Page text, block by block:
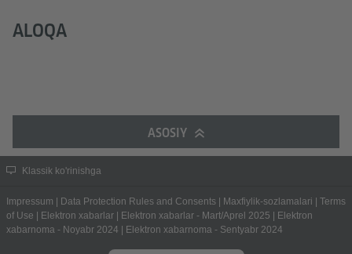
ALOQA
ASOSIY
Klassik ko'rinishga
Impressum Data Protection Rules and Consents Maxfiylik-sozlamalari
Terms
of Use
Elektron xabarlar Elektron xabarlar - Mart/Aprel 2025
Elektron
xabarnoma - Noyabr 2024
Elektron xabarnoma - Sentyabr 2024